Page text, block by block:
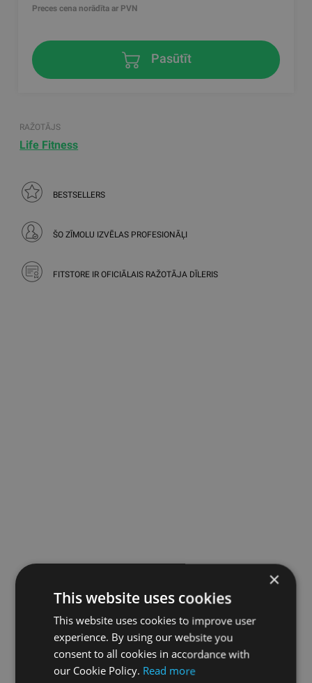
Preces cena norādīta ar PVN
Pasūtīt
RAŽOTĀJS
Life Fitness
BESTSELLERS
ŠO ZĪMOLU IZVĒLAS PROFESIONĀĻI
FITSTORE IR OFICIĀLAIS RAŽOTĀJA DĪLERIS
×
This website uses cookies
This website uses cookies to improve user
experience. By using our website you
consent to all cookies in accordance with
our Cookie Policy. Read more